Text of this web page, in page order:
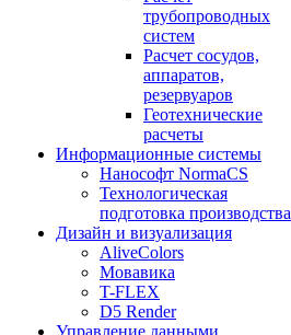
трубопроводных
систем
Расчет сосудов,
аппаратов,
резервуаров
Геотехнические
расчеты
Информационные системы
Нанософт NormaCS
Технологическая
подготовка производства
Дизайн и визуализация
AliveColors
Мовавика
T-FLEX
D5 Render
Управление данными